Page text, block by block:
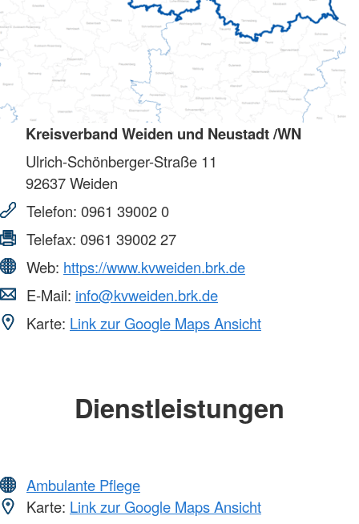
Kreisverband Weiden und Neustadt /WN
Ulrich-Schönberger-Straße 11
92637Weiden
Telefon: 0961 39002 0
Telefax: 0961 39002 27
Web: https://www.kvweiden.brk.de
E-Mail: info@kvweiden.brk.de
Karte: Link zur Google Maps Ansicht
Dienstleistungen
Ambulante Pflege
Karte: Link zur Google Maps Ansicht